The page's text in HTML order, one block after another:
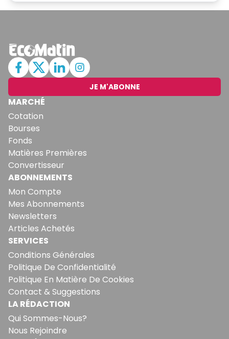
JE M'ABONNE
MARCHÉ
Cotation
Bourses
Fonds
Matières Premières
Convertisseur
ABONNEMENTS
Mon Compte
Mes Abonnements
Newsletters
Articles Achetés
SERVICES
Conditions Générales
Politique De Confidentialité
Politique En Matière De Cookies
Contact & Suggestions
LA RÉDACTION
Qui Sommes-Nous?
Nous Rejoindre